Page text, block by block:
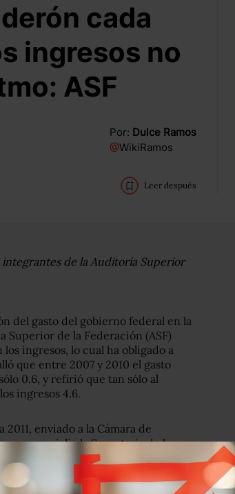
cada
ingresos no
ASF
Por: Dulce Ramos
@WikiRamos
Leer después
de la Auditoría Superior
del gasto del gobierno federal en la
de la Federación (ASF)
ingresos, lo cual ha obligado a
que entre 2007 y 2010 el gasto
0.6, y refirió que tan sólo al
ingresos 4.6.
enviado a la Cámara de
enero y julio la Secretaría de la
del mismo mes de 2010) por
y la Secretaría de Gobernación
pasajes y viáticos.